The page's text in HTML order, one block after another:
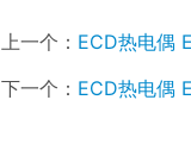
上一个： ECD热电偶
下一个： ECD热电偶